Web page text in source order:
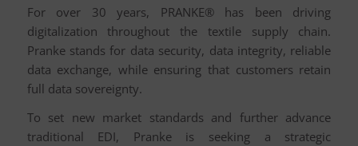
For over 30 years, PRANKE® has been driving
digitalization throughout the textile supply chain.
Pranke stands for data security, data integrity, reliable
data exchange, while ensuring that customers retain
full data sovereignty.
To set new market standards and further advance
traditional EDI, Pranke is seeking a strategic